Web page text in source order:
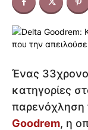
Ένας
κατηγορίες
παρενόχληση
Goodrem, η